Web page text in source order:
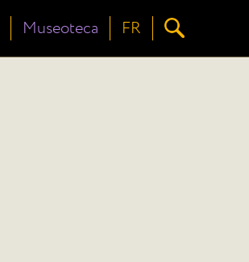
Museoteca FR